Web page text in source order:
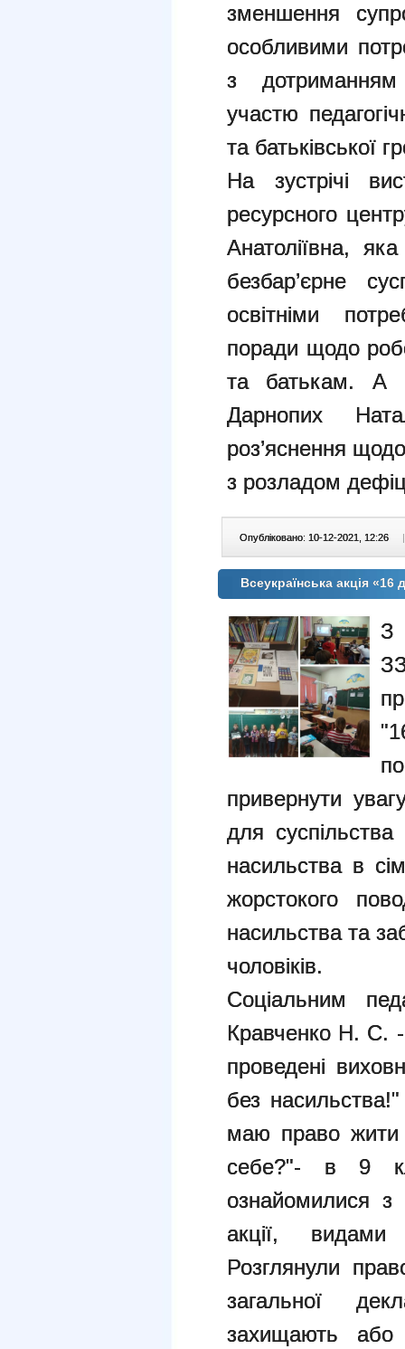
зменшення
особливими
з
участю
та батьківської
На зустрічі
ресурсного
Анатоліївна,
безбар’єрне
освітніми
поради щодо
та батькам. А
Дарнопих
роз’яснення
з розладом
Опубліковано: 10-12-2021, 12:26
Всеукраїнська акція
З
привернути
для
насильства в
жорстокого
насильства та
чоловіків.
Соціальним
Кравченко Н. С.
проведені
без
маю право жити
себе?"- в 9
ознайомилися
акції,
Розглянули
загальної
захищають або